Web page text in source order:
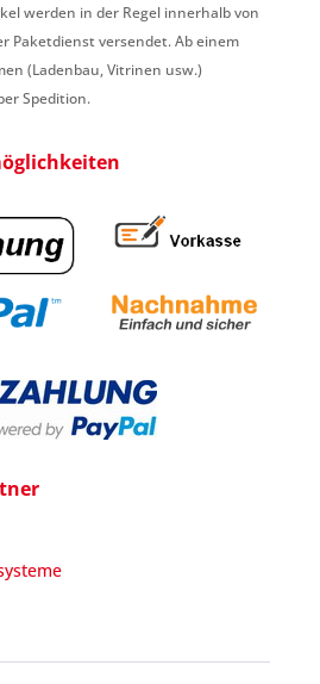
werden in der Regel innerhalb von
Paketdienst versendet. Ab einem
(Ladenbau, Vitrinen usw.)
Spedition.